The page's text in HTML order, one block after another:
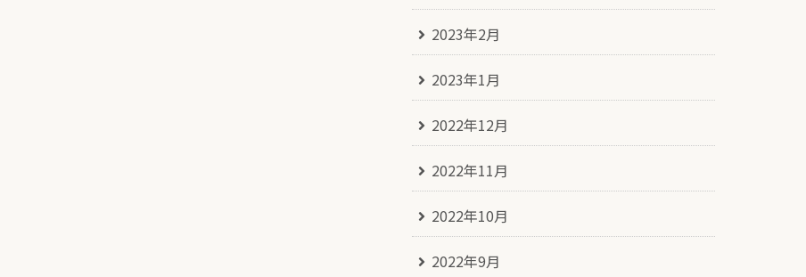
2023年2月
2023年1月
2022年12月
2022年11月
2022年10月
2022年9月